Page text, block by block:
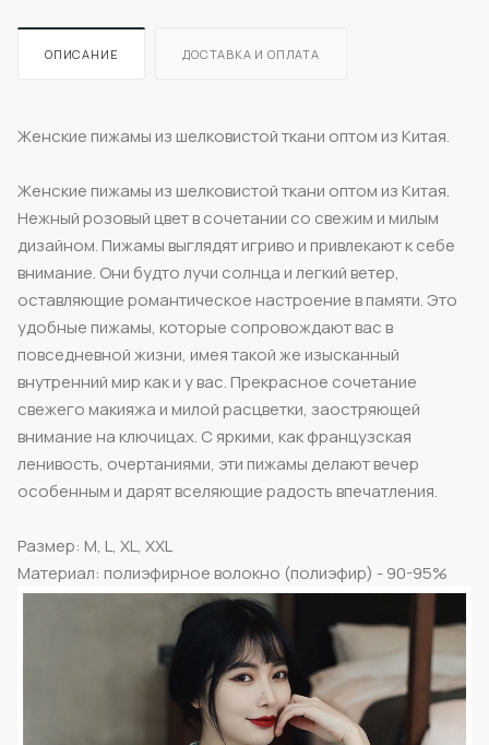
ОПИСАНИЕ ДОСТАВКА И ОПЛАТА
Женские пижамы из шелковистой ткани оптом из Китая.
Женские пижамы из шелковистой ткани оптом из Китая.
Нежный розовый цвет в сочетании со свежим и милым
дизайном. Пижамы выглядят игриво и привлекают к себе
внимание. Они будто лучи солнца и легкий ветер,
оставляющие романтическое настроение в памяти. Это
удобные пижамы, которые сопровождают вас в
повседневной жизни, имея такой же изысканный
внутренний мир как и у вас. Прекрасное сочетание
свежего макияжа и милой расцветки, заостряющей
внимание на ключицах. С яркими, как французская
ленивость, очертаниями, эти пижамы делают вечер
особенным и дарят вселяющие радость впечатления.
Размер: M, L, XL, XXL
Материал: полиэфирное волокно (полиэфир) - 90-95%